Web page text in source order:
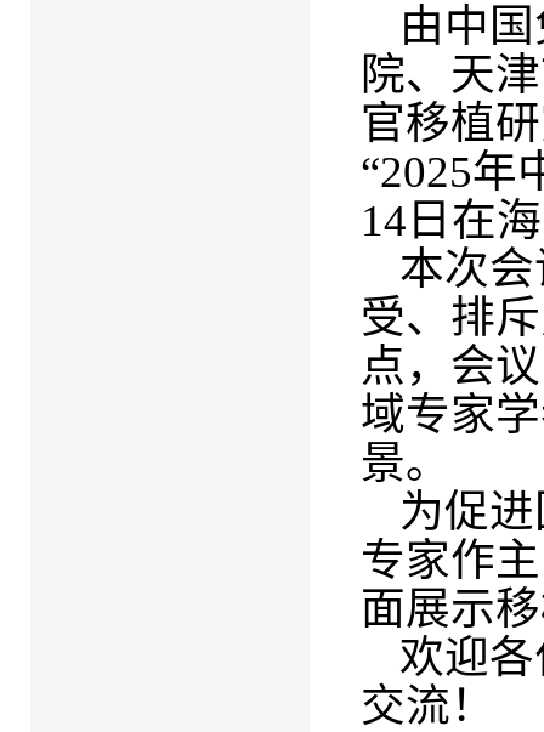
由中
院、天
官移植
“2025年
14日在
本次
受、排
点，会
域专家
景。
为促
专家作
面展示
欢迎
交流！